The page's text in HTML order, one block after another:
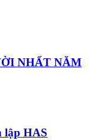
NHẤT NĂM
lập HAS